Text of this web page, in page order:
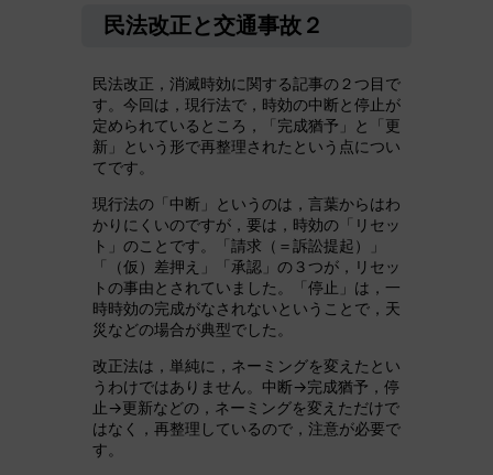
民法改正と交通事故２
民法改正，消滅時効に関する記事の２つ目で
す。今回は，現行法で，時効の中断と停止が
定められているところ，「完成猶予」と「更
新」という形で再整理されたという点につい
てです。
現行法の「中断」というのは，言葉からはわ
かりにくいのですが，要は，時効の「リセッ
ト」のことです。「請求（＝訴訟提起）」
「（仮）差押え」「承認」の３つが，リセッ
トの事由とされていました。「停止」は，一
時時効の完成がなされないということで，天
災などの場合が典型でした。
改正法は，単純に，ネーミングを変えたとい
うわけではありません。中断→完成猶予，停
止→更新などの，ネーミングを変えただけで
はなく，再整理しているので，注意が必要で
す。